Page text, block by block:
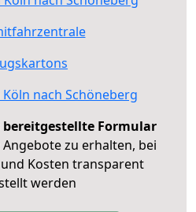
nach Schöneberg
bereitgestellte Formular
zu erhalten, bei
Kosten transparent
werden